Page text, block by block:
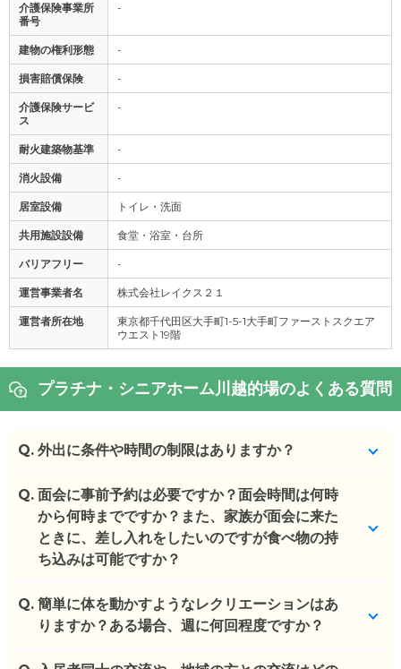
介護保険事業所
番号
-
建物の権利形態 -
損害賠償保険 -
介護保険サービ
ス
-
耐火建築物基準 -
消火設備 -
居室設備 トイレ・洗面
共用施設設備 食堂・浴室・台所
バリアフリー -
運営事業者名 株式会社レイクス２１
運営者所在地
東京都千代田区大手町1-5-1大手町ファーストスクエア
ウエスト19階
プラチナ・シニアホーム川越的場のよくある質問
Q. 外出に条件や時間の制限はありますか？
ご家族つきそいが基本ですが、1人でも外出できそう
な方は可能です。9時～18時までの間でお願いして
おります。
Q. 面会に事前予約は必要ですか？面会時間は何時
から何時までですか？また、家族が面会に来た
ときに、差し入れをしたいのですが食べ物の持
ち込みは可能ですか？
９～１８時の間で面会お願いしております。事前予
約は不要です。
(回答者: 施設担当者,回答日: 2024/04/12)
Q. 簡単に体を動かすようなレクリエーションはあ
りますか？ある場合、週に何回程度ですか？